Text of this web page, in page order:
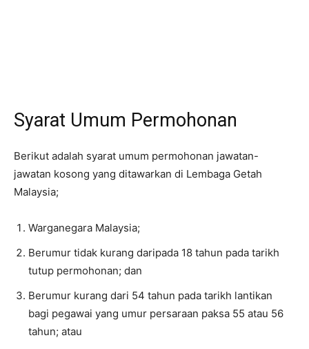
Syarat Umum Permohonan
Berikut adalah syarat umum permohonan jawatan-
jawatan kosong yang ditawarkan di Lembaga Getah
Malaysia;
Warganegara Malaysia;
Berumur tidak kurang daripada 18 tahun pada tarikh
tutup permohonan; dan
Berumur kurang dari 54 tahun pada tarikh lantikan
bagi pegawai yang umur persaraan paksa 55 atau 56
tahun; atau